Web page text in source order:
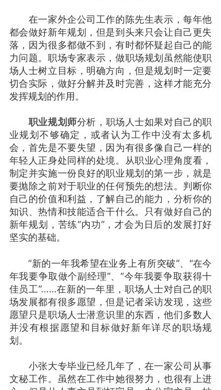
在一家外企公司工作的陈先生表示，每年他
都会做好新年规划，但是到头来只会让自己更失
落，因为很多都做不到，有时都怀疑起自己的能
力问题。职场专家表示，做职场规划虽然能使职
场人士树立目标，明确方向，但是规划时一定要
切合实际，做好分解并及时完善，这样才能充分
发挥规划的作用。
职业规划师分析，职场人士如果对自己的职
业规划不够确定，或者认为工作中没有太多机
会，首先是不要失望，因为有很多像自己一样的
年轻人正身处同样的处境。从职业心理角度看，
制定并实施一份良好的职业规划的第一步，就是
要抛除之前对于职业的任何预先的想法。判断你
自己的价值和利益，了解自己的能力，分析你的
知识、热情和技能适合干什么。只有做好自己的
新年规划，苦练“内功”，才会为日后的发展打好
坚实的基础。
“新的一年我希望在业务上有所突破”、“在今
年我要争取做个副经理”、“今年我要争取获得十
佳员工”……在新的一年里，职场人士对自己的职
场发展都有很多愿望，但是记者采访发现，这些
愿望只是职场人士潜意识里的东西，他们多数人
并没有根据愿望和目标做好新年详尽的职场规
划。
小张大专毕业已经几年了，在一家公司从事
文秘工作。虽然在工作中她很努力，也很有上进